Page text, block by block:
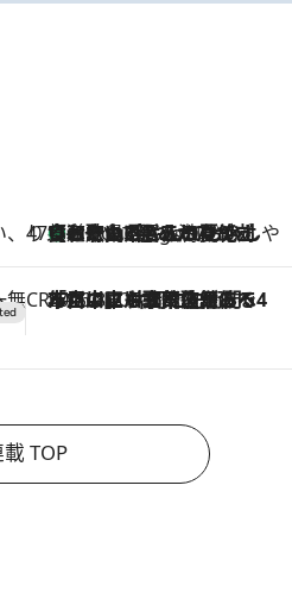
47都道府県の手みやげ ひんやりスイーツで夏を満喫
3 Hours Ago
【和歌山県】この夏絶対食べたい 冷やしておいしいおやつ3選 みかんがごろっと丸ごと入ったジュレ
CREA'S CHOICE
2026.8.7
「立川にも歌舞伎があるんだよ」 片岡仁左衛門・市川中車ら豪華座組みで4年目の立川立飛歌舞伎へ
TOP